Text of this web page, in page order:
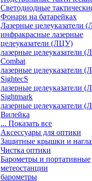
Светодиодные
Фонари на батарейках
Лазерные целеуказатели
инфракрасные лазерные
целеуказатели (ЛЦУ)
лазерные целеуказатели
Combat
лазерные целеуказатели
SightecS
лазерные целеуказатели
Sightmark
лазерные целеуказатели
Вилейка
... Показать все
Аксессуары для оптики
Защитные крышки и
Чистка оптики
Барометры и портативные
метеостанции
барометры